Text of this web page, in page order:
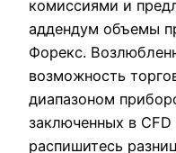
комиссиями и
аддендум объемы
Форекс.
возможность
диапазоном
заключенных в
распишитесь